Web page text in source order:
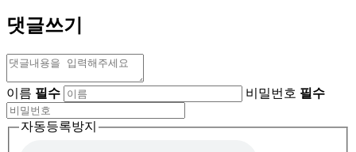
댓글쓰기
이름 필수 비밀번호 필수
자동등록방지